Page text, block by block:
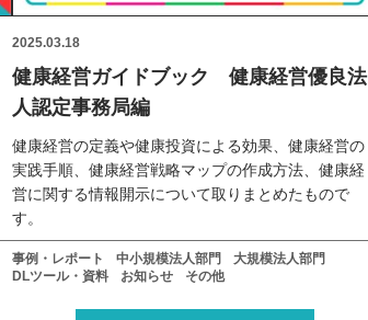
2025.03.18
健康経営ガイドブック 健康経営優良法
人認定事務局編
健康経営の定義や健康投資による効果、健康経営の
実践手順、健康経営戦略マップの作成方法、健康経
営に関する情報開示について取りまとめたもので
す。
事例・レポート 中小規模法人部門
大規模法人部門
DLツール・資料
お知らせ その他